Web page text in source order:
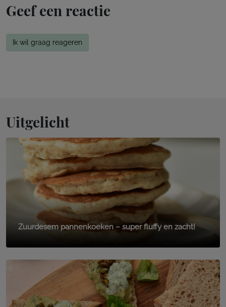
Geef een reactie
Ik wil graag reageren
Uitgelicht
Zuurdesem pannenkoeken – super fluffy en zacht!